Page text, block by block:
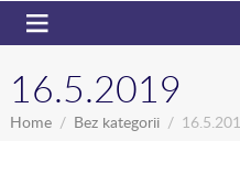
16.5.2019
Home Bez kategorii